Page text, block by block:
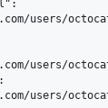
users/
users/
users/